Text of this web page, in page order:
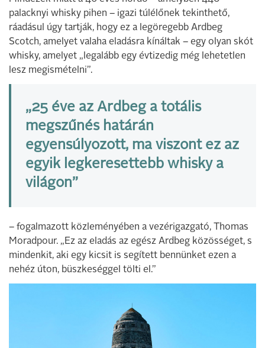
palacknyi whisky pihen – igazi túlélőnek tekinthető,
ráadásul úgy tartják, hogy ez a legöregebb Ardbeg
Scotch, amelyet valaha eladásra kínáltak – egy olyan skót
whisky, amelyet „legalább egy évtizedig még lehetetlen
lesz megismételni”.
„25 éve az Ardbeg a totális
megszűnés határán
egyensúlyozott, ma viszont ez az
egyik legkeresettebb whisky a
világon”
– fogalmazott közleményében a vezérigazgató, Thomas
Moradpour. „Ez az eladás az egész Ardbeg közösséget, s
mindenkit, aki egy kicsit is segített bennünket ezen a
nehéz úton, büszkeséggel tölti el.”